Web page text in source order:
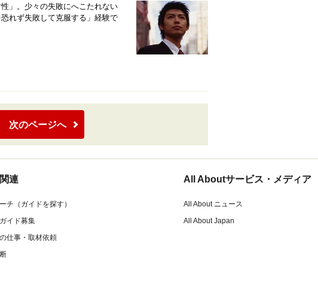
」。少々の失敗にへこたれない
れず失敗して克服する」経験で
次のページへ
連
チ（ガイドを探す）
イド募集
仕事・取材依頼
All Aboutサービス・メディア
All About ニュース
All About Japan